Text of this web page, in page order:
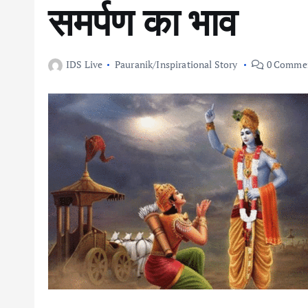
समर्पण का भाव
IDS Live Pauranik/Inspirational Story 0